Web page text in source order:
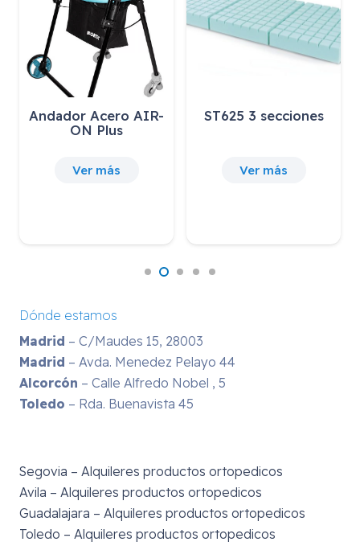
ST625 3 secciones
Ver más
SOPORTE LATERAL
30,25 € IVA incluido
Dónde estamos
Madrid – C/Maudes 15, 28003
Madrid – Avda. Menedez Pelayo 44
Alcorcón – Calle Alfredo Nobel , 5
Toledo – Rda. Buenavista 45
Segovia – Alquileres productos ortopedicos
Avila – Alquileres productos ortopedicos
Guadalajara – Alquileres productos ortopedicos
Toledo – Alquileres productos ortopedicos